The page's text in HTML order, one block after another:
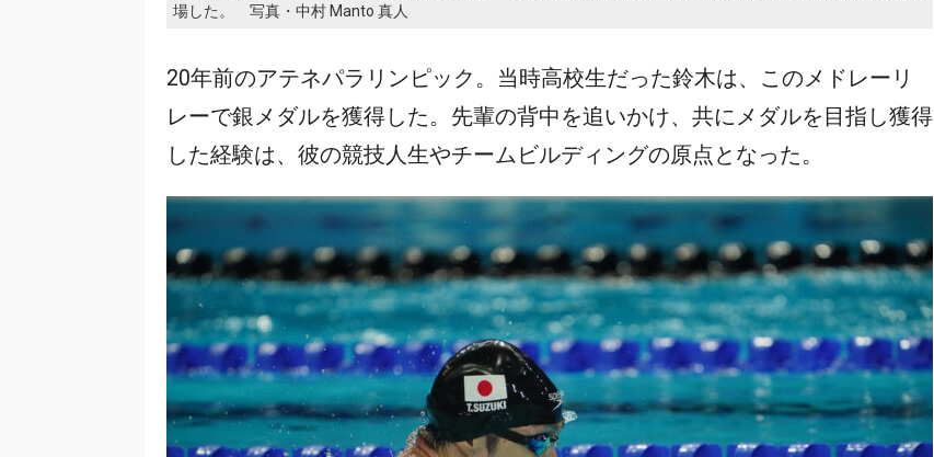
場した。 写真・中村 Manto 真人
20年前のアテネパラリンピック。当時高校生だった鈴木は、このメドレーリ
レーで銀メダルを獲得した。先輩の背中を追いかけ、共にメダルを目指し獲得
した経験は、彼の競技人生やチームビルディングの原点となった。